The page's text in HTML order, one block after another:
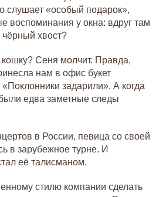
слушает «особый подарок»,
воспоминания у окна: вдруг там
хвост?
Сеня молчит. Правда,
нам в офис букет
задарили». А когда
едва заметные следы
в России, певица со своей
в зарубежное турне. И
её талисманом.
стилю компании сделать